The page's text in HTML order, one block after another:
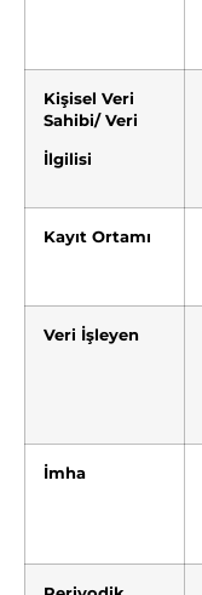
Kişisel Veri
Sahibi/ Veri
İlgilisi
Kayıt Ortamı
Veri İşleyen
İmha